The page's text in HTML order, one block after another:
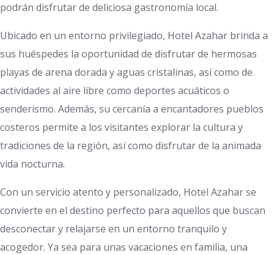
podrán disfrutar de deliciosa gastronomía local.
Ubicado en un entorno privilegiado, Hotel Azahar brinda a
sus huéspedes la oportunidad de disfrutar de hermosas
playas de arena dorada y aguas cristalinas, así como de
actividades al aire libre como deportes acuáticos o
senderismo. Además, su cercanía a encantadores pueblos
costeros permite a los visitantes explorar la cultura y
tradiciones de la región, así como disfrutar de la animada
vida nocturna.
Con un servicio atento y personalizado, Hotel Azahar se
convierte en el destino perfecto para aquellos que buscan
desconectar y relajarse en un entorno tranquilo y
acogedor. Ya sea para unas vacaciones en familia, una